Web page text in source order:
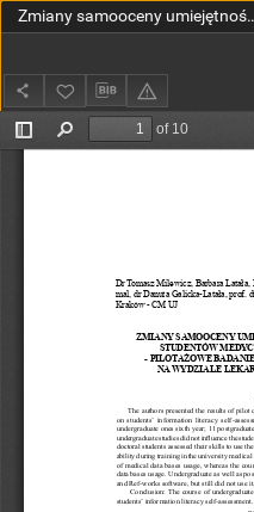
Zmiany samooceny umiejętności informacyjnych studentów medycyny w